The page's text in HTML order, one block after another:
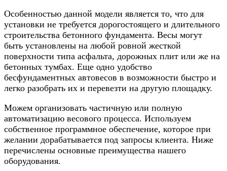
Особенностью данной модели является то, что для
установки не требуется дорогостоящего и длительного
строительства бетонного фундамента. Весы могут
быть установлены на любой ровной жесткой
поверхности типа асфальта, дорожных плит или же на
бетонных тумбах. Еще одно удобство
бесфундаментных автовесов в возможности быстро и
легко разобрать их и перевезти на другую площадку.
Можем организовать частичную или полную
автоматизацию весового процесса. Используем
собственное программное обеспечение, которое при
желании дорабатывается под запросы клиента. Ниже
перечислены основные преимущества нашего
оборудования.